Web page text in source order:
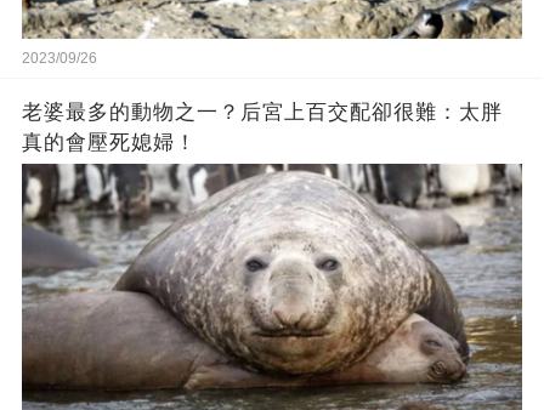
2023/09/26
老婆最多的動物之一？后宮上百交配卻很難：太胖
真的會壓死媳婦！